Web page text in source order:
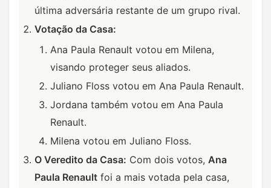
última adversária restante de um grupo rival.
Votação da Casa:
Ana Paula Renault votou em Milena,
visando proteger seus aliados.
Juliano Floss votou em Ana Paula Renault.
Jordana também votou em Ana Paula
Renault.
Milena votou em Juliano Floss.
O Veredito da Casa: Com dois votos, Ana
Paula Renault foi a mais votada pela casa,